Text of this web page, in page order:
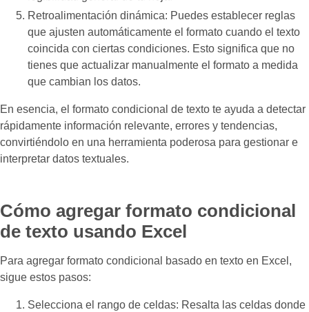
Retroalimentación dinámica: Puedes establecer reglas
que ajusten automáticamente el formato cuando el texto
coincida con ciertas condiciones. Esto significa que no
tienes que actualizar manualmente el formato a medida
que cambian los datos.
En esencia, el formato condicional de texto te ayuda a detectar
rápidamente información relevante, errores y tendencias,
convirtiéndolo en una herramienta poderosa para gestionar e
interpretar datos textuales.
Cómo agregar formato condicional
de texto usando Excel
Para agregar formato condicional basado en texto en Excel,
sigue estos pasos:
Selecciona el rango de celdas: Resalta las celdas donde